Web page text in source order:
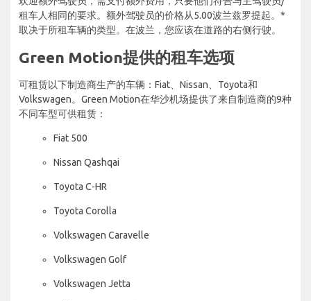
租车人相同的要求。额外驾驶员的价格从5.00波兰兹罗提起。*
取决于所租车辆的类型。在波兰，您应该在道路的右侧行驶。
Green Motion提供的租车选项
可租赁以下制造商生产的车辆：Fiat、Nissan、Toyota和
Volkswagen。Green Motion在华沙机场提供了来自制造商的9种
不同车型可供租赁：
Fiat 500
Nissan Qashqai
Toyota C-HR
Toyota Corolla
Volkswagen Caravelle
Volkswagen Golf
Volkswagen Jetta